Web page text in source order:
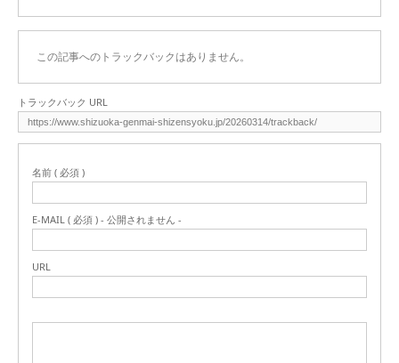
この記事へのトラックバックはありません。
トラックバック URL
名前 ( 必須 )
E-MAIL ( 必須 ) - 公開されません -
URL